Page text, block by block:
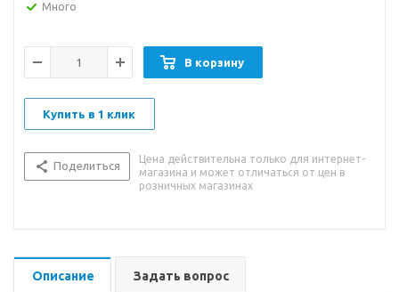
Много
В корзину
Купить в 1 клик
Поделиться
Цена действительна только для интернет-
магазина и может отличаться от цен в
розничных магазинах
Описание Задать вопрос